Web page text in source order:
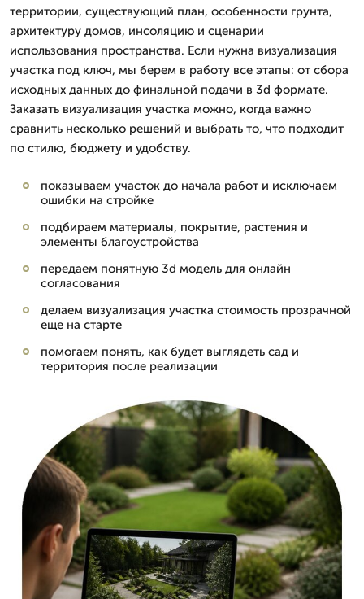
территории, существующий план, особенности грунта,
архитектуру домов, инсоляцию и сценарии
использования пространства. Если нужна визуализация
участка под ключ, мы берем в работу все этапы: от сбора
исходных данных до финальной подачи в 3d формате.
Заказать визуализация участка можно, когда важно
сравнить несколько решений и выбрать то, что подходит
по стилю, бюджету и удобству.
показываем участок до начала работ и исключаем
ошибки на стройке
подбираем материалы, покрытие, растения и
элементы благоустройства
передаем понятную 3d модель для онлайн
согласования
делаем визуализация участка стоимость прозрачной
еще на старте
помогаем понять, как будет выглядеть сад и
территория после реализации